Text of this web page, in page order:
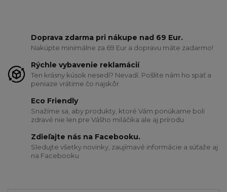
Doprava zdarma pri nákupe nad 69 Eur.
Nakúpte minimálne za 69 Eur a dopravu máte zadarmo!
Rýchle vybavenie reklamácií
Ten krásny kúsok nesedí? Nevadí. Pošlite nám ho späť a
peniaze vrátime čo najskôr.
Eco Friendly
Snažíme sa, aby produkty, ktoré Vám ponúkame boli
zdravé nie len pre Vášho miláčika ale aj prírodu.
Zdieľajte nás na Facebooku.
Sledujte všetky novinky, zaujímavé informácie a súťaže aj
na Facebooku